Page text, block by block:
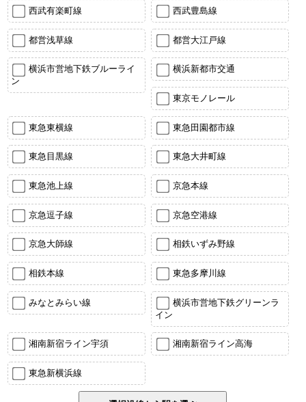
西武有楽町線 西武豊島線
都営浅草線 都営大江戸線
横浜市営地下鉄ブルーライ
ン
横浜新都市交通
東京モノレール
東急東横線 東急田園都市線
東急目黒線 東急大井町線
東急池上線 京急本線
京急逗子線 京急空港線
京急大師線 相鉄いずみ野線
相鉄本線 東急多摩川線
みなとみらい線
横浜市営地下鉄グリーンラ
イン
湘南新宿ライン宇須 湘南新宿ライン高海
東急新横浜線